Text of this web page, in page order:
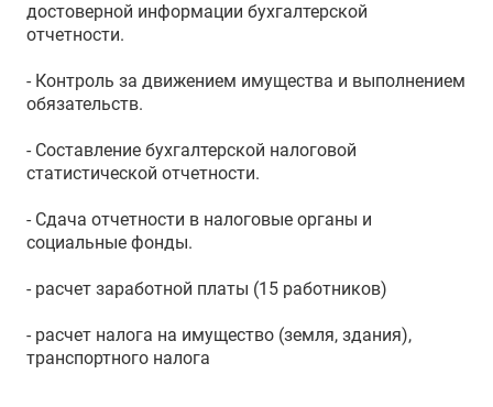
достоверной информации бухгалтерской
отчетности.
- Контроль за движением имущества и выполнением
обязательств.
- Составление бухгалтерской налоговой
статистической отчетности.
- Сдача отчетности в налоговые органы и
социальные фонды.
- расчет заработной платы (15 работников)
- расчет налога на имущество (земля, здания),
транспортного налога